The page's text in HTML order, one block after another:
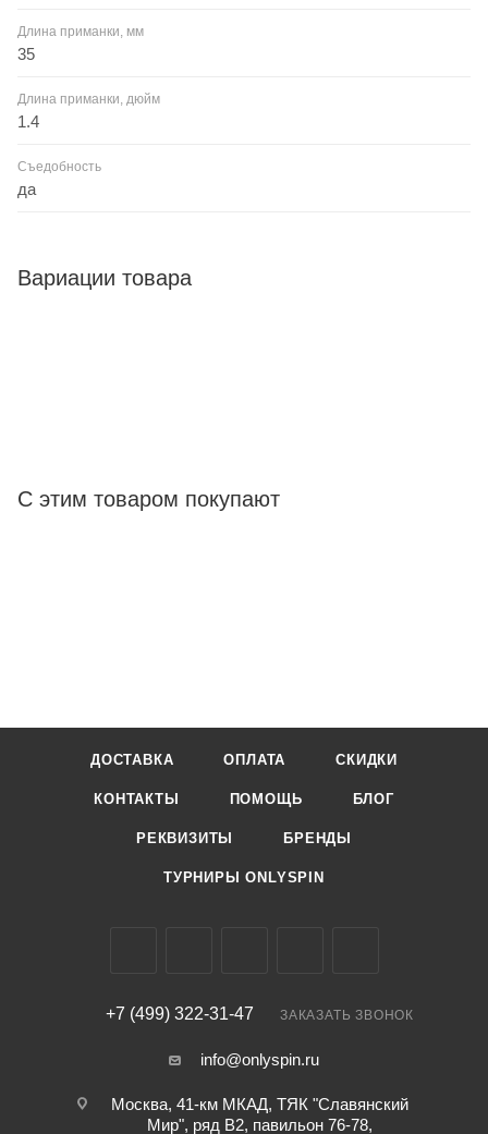
Длина приманки, мм
35
Длина приманки, дюйм
1.4
Съедобность
да
Вариации товара
С этим товаром покупают
ДОСТАВКА ОПЛАТА СКИДКИ
КОНТАКТЫ ПОМОЩЬ БЛОГ
РЕКВИЗИТЫ БРЕНДЫ
ТУРНИРЫ ONLYSPIN
+7 (499) 322-31-47 ЗАКАЗАТЬ ЗВОНОК
info@onlyspin.ru
Москва, 41-км МКАД, ТЯК "Славянский
Мир", ряд В2, павильон 76-78,